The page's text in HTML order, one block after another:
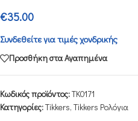
€35.00
Συνδεθείτε για τιμές χονδρικής
Προσθήκη στα Αγαπημένα
Κωδικός προϊόντος:TK0171
Κατηγορίες:Tikkers, Tikkers Ρολόγια